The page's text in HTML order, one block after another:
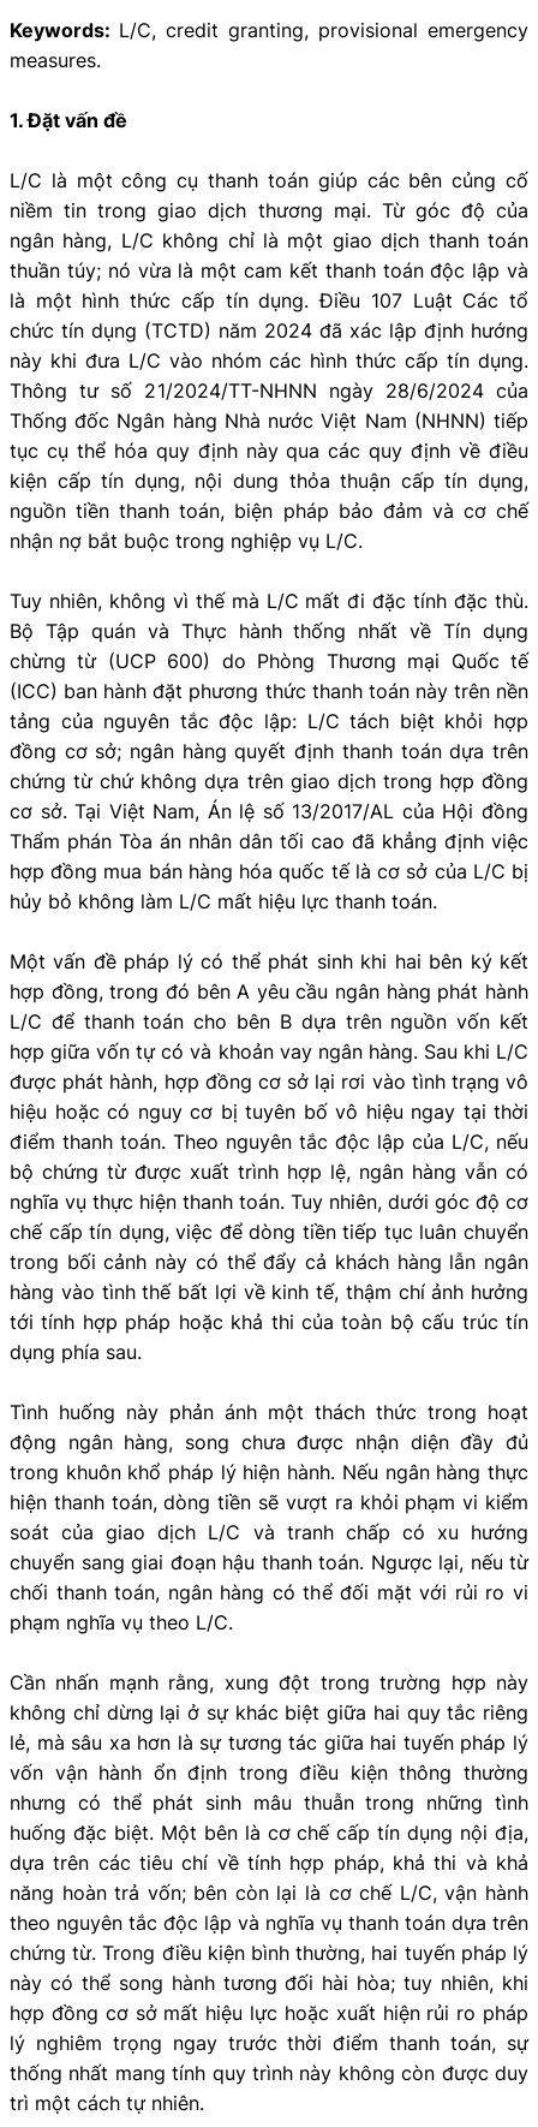
Keywords: L/C, credit granting, provisional emergency
measures.
1. Đặt vấn đề
L/C là một công cụ thanh toán giúp các bên củng cố
niềm tin trong giao dịch thương mại. Từ góc độ của
ngân hàng, L/C không chỉ là một giao dịch thanh toán
thuần túy; nó vừa là một cam kết thanh toán độc lập và
là một hình thức cấp tín dụng. Điều 107 Luật Các tổ
chức tín dụng (TCTD) năm 2024 đã xác lập định hướng
này khi đưa L/C vào nhóm các hình thức cấp tín dụng.
Thông tư số 21/2024/TT-NHNN ngày 28/6/2024 của
Thống đốc Ngân hàng Nhà nước Việt Nam (NHNN) tiếp
tục cụ thể hóa quy định này qua các quy định về điều
kiện cấp tín dụng, nội dung thỏa thuận cấp tín dụng,
nguồn tiền thanh toán, biện pháp bảo đảm và cơ chế
nhận nợ bắt buộc trong nghiệp vụ L/C.
Tuy nhiên, không vì thế mà L/C mất đi đặc tính đặc thù.
Bộ Tập quán và Thực hành thống nhất về Tín dụng
chừng từ (UCP 600) do Phòng Thương mại Quốc tế
(ICC) ban hành đặt phương thức thanh toán này trên nền
tảng của nguyên tắc độc lập: L/C tách biệt khỏi hợp
đồng cơ sở; ngân hàng quyết định thanh toán dựa trên
chứng từ chứ không dựa trên giao dịch trong hợp đồng
cơ sở. Tại Việt Nam, Án lệ số 13/2017/AL của Hội đồng
Thẩm phán Tòa án nhân dân tối cao đã khẳng định việc
hợp đồng mua bán hàng hóa quốc tế là cơ sở của L/C bị
hủy bỏ không làm L/C mất hiệu lực thanh toán.
Một vấn đề pháp lý có thể phát sinh khi hai bên ký kết
hợp đồng, trong đó bên A yêu cầu ngân hàng phát hành
L/C để thanh toán cho bên B dựa trên nguồn vốn kết
hợp giữa vốn tự có và khoản vay ngân hàng. Sau khi L/C
được phát hành, hợp đồng cơ sở lại rơi vào tình trạng vô
hiệu hoặc có nguy cơ bị tuyên bố vô hiệu ngay tại thời
điểm thanh toán. Theo nguyên tắc độc lập của L/C, nếu
bộ chứng từ được xuất trình hợp lệ, ngân hàng vẫn có
nghĩa vụ thực hiện thanh toán. Tuy nhiên, dưới góc độ cơ
chế cấp tín dụng, việc để dòng tiền tiếp tục luân chuyển
trong bối cảnh này có thể đẩy cả khách hàng lẫn ngân
hàng vào tình thế bất lợi về kinh tế, thậm chí ảnh hưởng
tới tính hợp pháp hoặc khả thi của toàn bộ cấu trúc tín
dụng phía sau.
Tình huống này phản ánh một thách thức trong hoạt
động ngân hàng, song chưa được nhận diện đầy đủ
trong khuôn khổ pháp lý hiện hành. Nếu ngân hàng thực
hiện thanh toán, dòng tiền sẽ vượt ra khỏi phạm vi kiểm
soát của giao dịch L/C và tranh chấp có xu hướng
chuyển sang giai đoạn hậu thanh toán. Ngược lại, nếu từ
chối thanh toán, ngân hàng có thể đối mặt với rủi ro vi
phạm nghĩa vụ theo L/C.
Cần nhấn mạnh rằng, xung đột trong trường hợp này
không chỉ dừng lại ở sự khác biệt giữa hai quy tắc riêng
lẻ, mà sâu xa hơn là sự tương tác giữa hai tuyến pháp lý
vốn vận hành ổn định trong điều kiện thông thường
nhưng có thể phát sinh mâu thuẫn trong những tình
huống đặc biệt. Một bên là cơ chế cấp tín dụng nội địa,
dựa trên các tiêu chí về tính hợp pháp, khả thi và khả
năng hoàn trả vốn; bên còn lại là cơ chế L/C, vận hành
theo nguyên tắc độc lập và nghĩa vụ thanh toán dựa trên
chứng từ. Trong điều kiện bình thường, hai tuyến pháp lý
này có thể song hành tương đối hài hòa; tuy nhiên, khi
hợp đồng cơ sở mất hiệu lực hoặc xuất hiện rủi ro pháp
lý nghiêm trọng ngay trước thời điểm thanh toán, sự
thống nhất mang tính quy trình này không còn được duy
trì một cách tự nhiên.